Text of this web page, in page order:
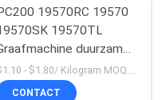
19570RC 19570
19570TL
duurzame
voor
$1.10 - $1.80/ Kilogram MOQ:100 Kilogram/Kilogram
CONTACT